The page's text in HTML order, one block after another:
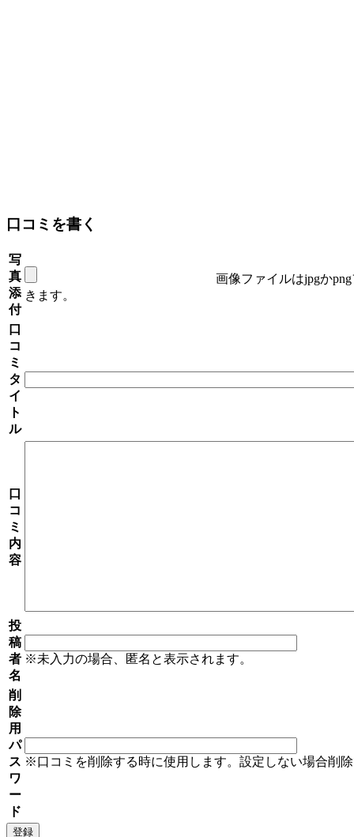
口コミを書く
写
真
添
付
画像ファイルはjpgか
きます。
口
コ
ミ
タ
イ
ト
ル
口
コ
ミ
内
容
投
稿
者
名
※未入力の場合、匿名と表示されます。
削
除
用
パ
ス
ワ
ー
ド
※口コミを削除する時に使用します。設定しない場合削